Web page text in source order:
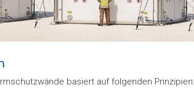
basiert auf folgenden Prinzipien: